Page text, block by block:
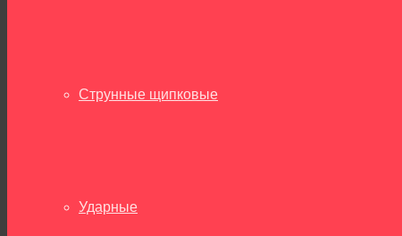
Струнные щипковые
Ударные